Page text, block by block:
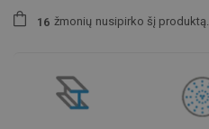
1 6 žmonių nusipirko šį produktą.